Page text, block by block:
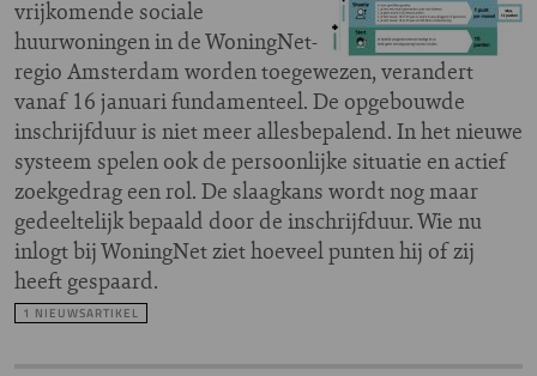
vrijkomende sociale
huurwoningen in de WoningNet-
regio Amsterdam worden toegewezen, verandert
vanaf 16 januari fundamenteel. De opgebouwde
inschrijfduur is niet meer allesbepalend. In het nieuwe
systeem spelen ook de persoonlijke situatie en actief
zoekgedrag een rol. De slaagkans wordt nog maar
gedeeltelijk bepaald door de inschrijfduur. Wie nu
inlogt bij WoningNet ziet hoeveel punten hij of zij
heeft gespaard.
1 NIEUWSARTIKEL